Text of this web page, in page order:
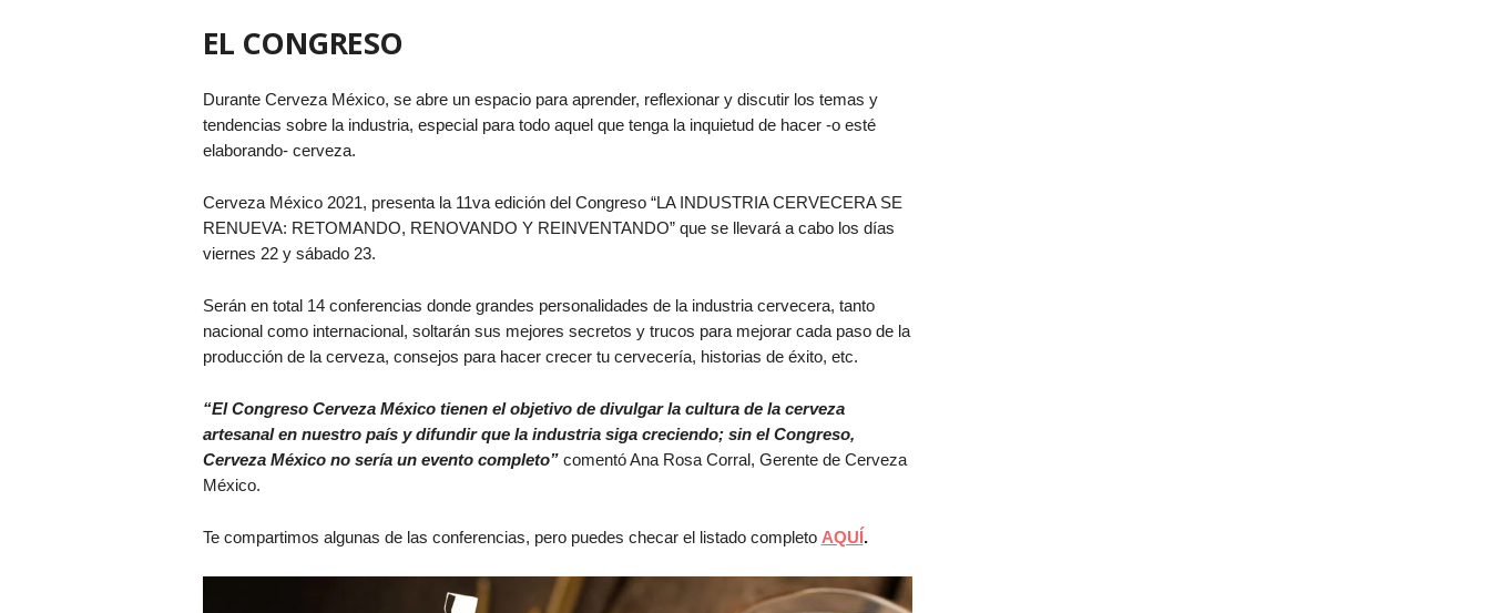
EL CONGRESO
Durante Cerveza México, se abre un espacio para aprender, reflexionar y discutir los temas y
tendencias sobre la industria, especial para todo aquel que tenga la inquietud de hacer -o esté
elaborando- cerveza.
Cerveza México 2021, presenta la 11va edición del Congreso “LA INDUSTRIA CERVECERA SE
RENUEVA: RETOMANDO, RENOVANDO Y REINVENTANDO” que se llevará a cabo los días
viernes 22 y sábado 23.
Serán en total 14 conferencias donde grandes personalidades de la industria cervecera, tanto
nacional como internacional, soltarán sus mejores secretos y trucos para mejorar cada paso de la
producción de la cerveza, consejos para hacer crecer tu cervecería, historias de éxito, etc.
“El Congreso Cerveza México tienen el objetivo de divulgar la cultura de la cerveza
artesanal en nuestro país y difundir que la industria siga creciendo; sin el Congreso,
Cerveza México no sería un evento completo” comentó Ana Rosa Corral, Gerente de Cerveza
México.
Te compartimos algunas de las conferencias, pero puedes checar el listado completo AQUÍ.